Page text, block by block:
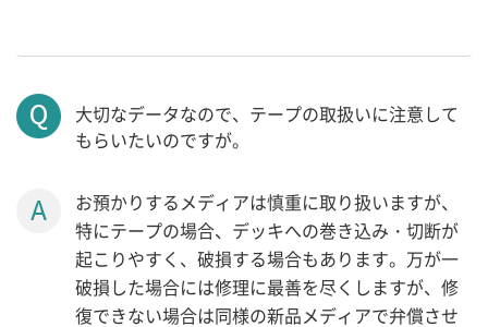
大切なデータなので、テープの取扱いに注意して
もらいたいのですが。
お預かりするメディアは慎重に取り扱いますが、
特にテープの場合、デッキへの巻き込み・切断が
起こりやすく、破損する場合もあります。万が一
破損した場合には修理に最善を尽くしますが、修
復できない場合は同様の新品メディアで弁償させ